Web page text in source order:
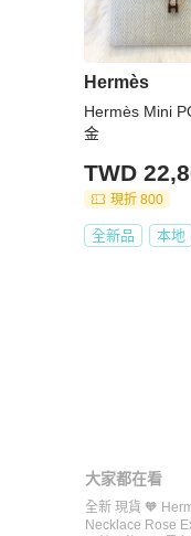
Hermès
Hermès Mini
金
TWD
現折 800
全新品 本地
大家都在看
全新 現貨 🧡
Necklace Rose